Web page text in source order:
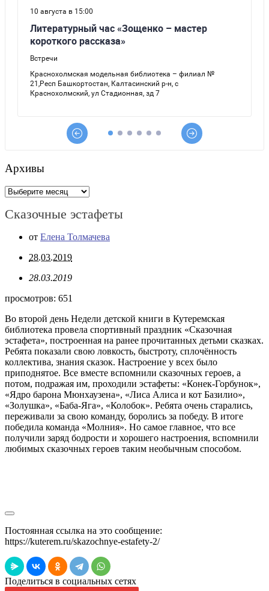
Архивы
Архивы
Сказочные эстафеты
от Елена Толмачева
28.03.2019
28.03.2019
просмотров: 651
Во второй день Недели детской книги в Кутеремская
библиотека провела спортивный праздник «Сказочная
эстафета», построенная на ранее прочитанных детьми сказках.
Ребята показали свою ловкость, быстроту, сплочённость
коллектива, знания сказок. Настроение у всех было
приподнятое. Все вместе вспомнили сказочных героев, а
потом, подражая им, проходили эстафеты: «Конек-Горбунок»,
«Ядро барона Мюнхаузена», «Лиса Алиса и кот Базилио»,
«Золушка», «Баба-Яга», «Колобок». Ребята очень старались,
переживали за свою команду, боролись за победу. В итоге
победила команда «Молния». Но самое главное, что все
получили заряд бодрости и хорошего настроения, вспомнили
любимых сказочных героев таким необычным способом.
Постоянная ссылка на это сообщение:
https://kuterem.ru/skazochnye-estafety-2/
Поделиться в социальных сетях